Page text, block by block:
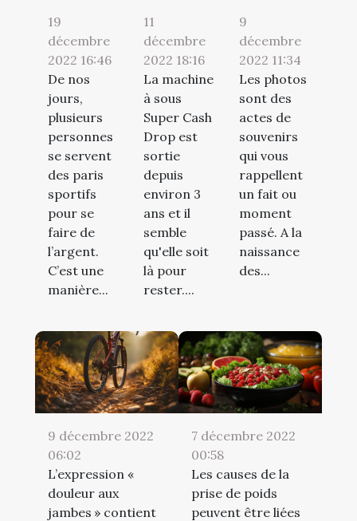
19
décembre
2022 16:46
De nos
jours,
plusieurs
personnes
se servent
des paris
sportifs
pour se
faire de
l’argent.
C’est une
manière...
11
décembre
2022 18:16
La machine
à sous
Super Cash
Drop est
sortie
depuis
environ 3
ans et il
semble
qu'elle soit
là pour
rester....
9
décembre
2022 11:34
Les photos
sont des
actes de
souvenirs
qui vous
rappellent
un fait ou
moment
passé. A la
naissance
des...
9 décembre 2022
06:02
L’expression «
douleur aux
jambes » contient
7 décembre 2022
00:58
Les causes de la
prise de poids
peuvent être liées